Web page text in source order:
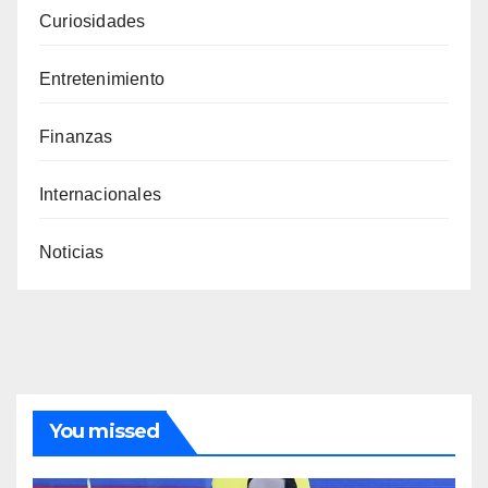
Curiosidades
Entretenimiento
Finanzas
Internacionales
Noticias
You missed